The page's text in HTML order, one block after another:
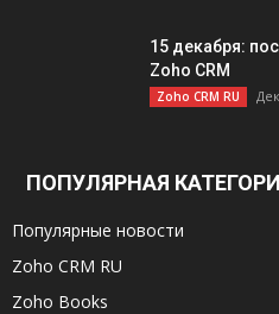
15 декабря:
Zoho CRM
Zoho CRM RU
ПОПУЛЯРНАЯ
Популярные новости
Zoho CRM RU
Zoho Books